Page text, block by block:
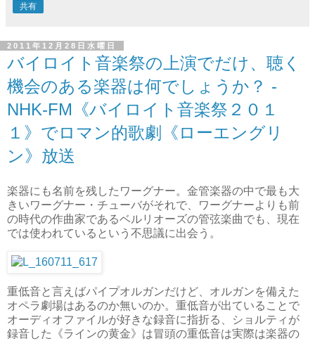
共有
2011年12月28日水曜日
バイロイト音楽祭の上演でだけ、聴く
機会のある楽器は何でしょうか？ -
NHK-FM《バイロイト音楽祭２０１
１》でロマン的歌劇《ローエングリ
ン》放送
楽器にも名前を残したワーグナー。金管楽器の中で最も大
きいワーグナー・チューバがそれで、ワーグナーよりも前
の時代の作曲家であるベルリオーズの管弦楽曲でも、現在
では使われているという不思議に出会う。
重低音と言えばパイプオルガンだけど、オルガンを備えた
オペラ劇場はあるのか無いのか。重低音が出ていることで
オーディオファイルが好きな録音に指折る、ショルティが
録音した《ラインの黄金》は冒頭の重低音は実際は楽器の